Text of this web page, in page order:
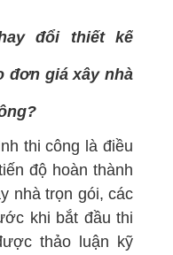
đổi thiết kế
đơn giá xây nhà
thi công là điều
độ hoàn thành
nhà trọn gói, các
khi bắt đầu thi
thảo luận kỹ